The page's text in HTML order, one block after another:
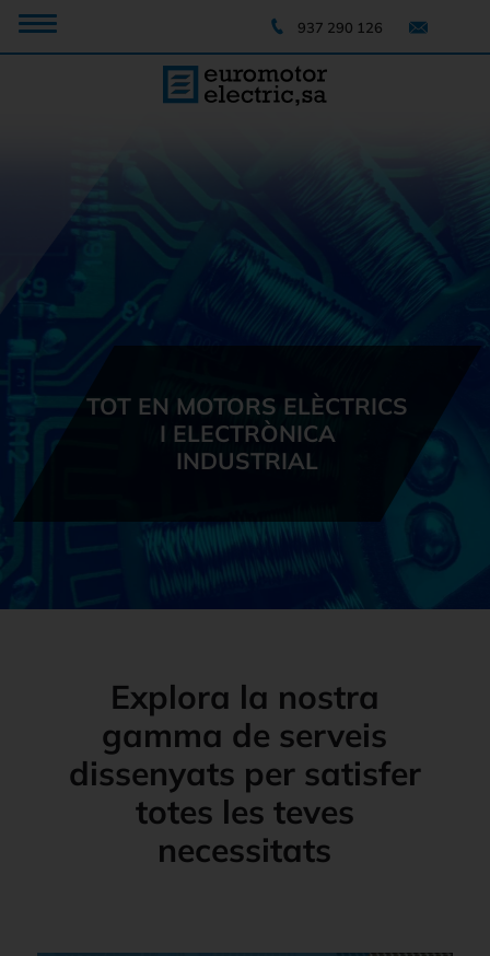
937 290 126
TOT EN MOTORS ELÈCTRICS
I ELECTRÒNICA
INDUSTRIAL
Explora la nostra
gamma de serveis
dissenyats per satisfer
totes les teves
necessitats